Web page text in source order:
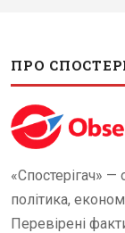
ПРО
«Спостерігач» —
політика,
Перевірені